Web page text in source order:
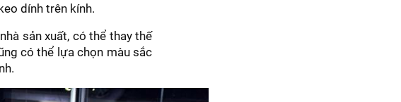
dính trên kính.
sản xuất, có thể thay thế
có thể lựa chọn màu sắc